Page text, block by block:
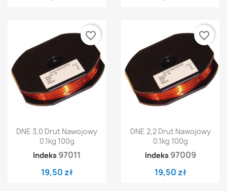
DNE 3,0 Drut Nawojowy
0.1kg 100g
Indeks 97011
19,50 zł
favorite_border
DNE 2,2 Drut Nawojowy
0.1kg 100g
Indeks 97009
19,50 zł
favorite_border